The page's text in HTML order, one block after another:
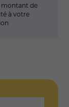
montant de
à votre